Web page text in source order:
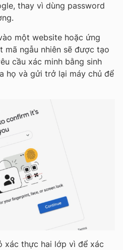
thay vì dùng password
một website hoặc ứng
mã ngẫu nhiên sẽ được tạo
cầu xác minh bằng sinh
họ và gửi trở lại máy chủ để
xác thực hai lớp vì để xác